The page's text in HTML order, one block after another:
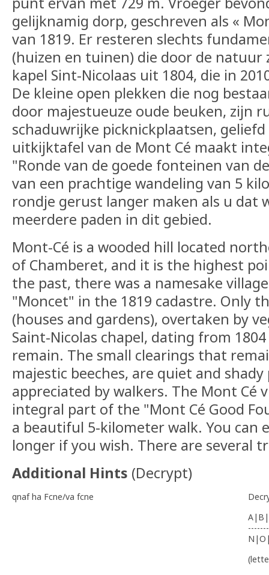
gelijknamig dorp, geschreven als «
van 1819. Er resteren slechts
(huizen en tuinen) die door de natuur
kapel Sint-Nicolaas uit 1804, die in
De kleine open plekken die nog
door majestueuze oude beuken, zijn
schaduwrijke picknickplaatsen,
uitkijktafel van de Mont Cé maakt
"Ronde van de goede fonteinen van
van een prachtige wandeling van 5
rondje gerust langer maken als u dat
meerdere paden in dit gebied.
Mont-Cé is a wooded hill located
of Chamberet, and it is the highest
the past, there was a namesake
"Moncet" in the 1819 cadastre. Only
(houses and gardens), overtaken by
Saint-Nicolas chapel, dating from
remain. The small clearings that
majestic beeches, are quiet and shady
appreciated by walkers. The Mont Cé
integral part of the "Mont Cé Good
a beautiful 5-kilometer walk. You can
longer if you wish. There are several
Additional Hints (Decrypt)
qnaf ha Fcne/va fcne